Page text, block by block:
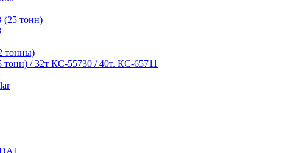
(25 тонн)
тонны)
/ 32т КС-55730 / 40т. КС-65711